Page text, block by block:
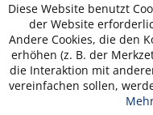
Diese Website benutzt
der Website
Andere Cookies, die den
erhöhen (z. B. der
die Interaktion mit
vereinfachen sollen,